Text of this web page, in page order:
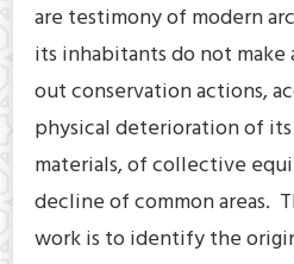
are testimony of modern
its inhabitants do not make
out conservation actions,
physical deterioration of
materials, of collective
decline of common areas.
work is to identify the